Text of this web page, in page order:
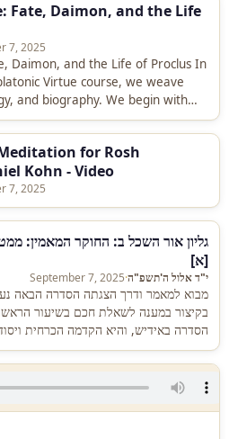
Fate, Daimon, and the Life
7, 2025
Daimon, and the Life of Proclus In
Virtue course, we weave
and biography. We begin with
for Rosh
Kohn - Video
7, 2025
גליון אור השכל ב: החוקר המאמין:
[א]
י"ד אלול ה'תשפ"ה·
September 7, 2025
מבוא למאמר ודרך הצגתה הסדרה הבאה
בקיצור במענה לשאלת חכם בשיעור
הסדרה באידיש, והיא הקדמה הכרחית